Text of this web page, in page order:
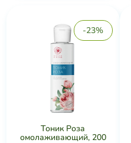
-23%
Тоник Роза
омолаживающий, 200